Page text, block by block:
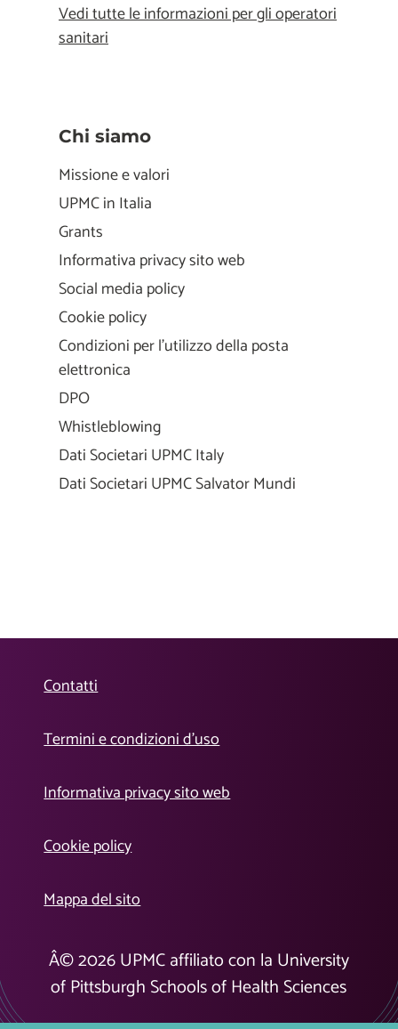
Vedi tutte le informazioni per gli operatori
sanitari
Chi siamo
Missione e valori
UPMC in Italia
Grants
Informativa privacy sito web
Social media policy
Cookie policy
Condizioni per l'utilizzo della posta
elettronica
DPO
Whistleblowing
Dati Societari UPMC Italy
Dati Societari UPMC Salvator Mundi
Contatti
Termini e condizioni d’uso
Informativa privacy sito web
Cookie policy
Mappa del sito
Â©2026UPMC affiliato con la University
of Pittsburgh Schools of Health Sciences